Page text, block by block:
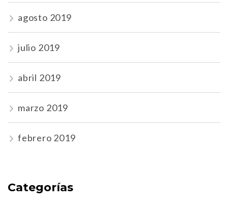
agosto 2019
julio 2019
abril 2019
marzo 2019
febrero 2019
Categorías